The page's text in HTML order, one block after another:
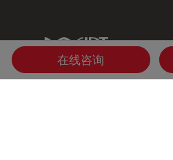
IDT Link
在线咨询